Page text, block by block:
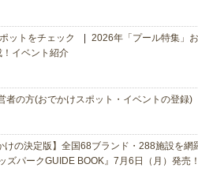
ットをチェック
2026年「プール特集」
イベント紹介
者の方(おでかけスポット・イベントの登録)
けの決定版】全国68ブランド・288施設を網
ズパークGUIDE BOOK』7月6日（月）発売！